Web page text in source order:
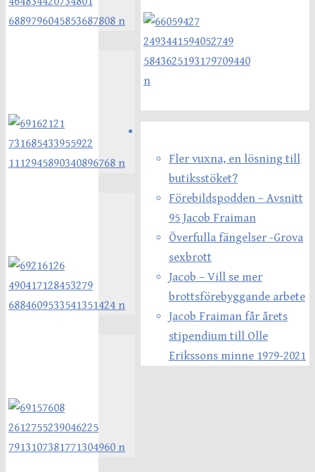
Fler vuxna, en lösning till
butiksstöket?
Förebildspodden – Avsnitt
95 Jacob Fraiman
Överfulla fängelser -Grova
sexbrott
Jacob – Vill se mer
brottsförebyggande arbete
Jacob Fraiman får årets
stipendium till Olle
Erikssons minne 1979-2021